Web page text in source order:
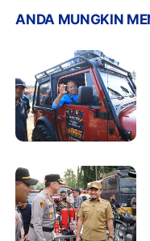
ANDA MUNGKIN